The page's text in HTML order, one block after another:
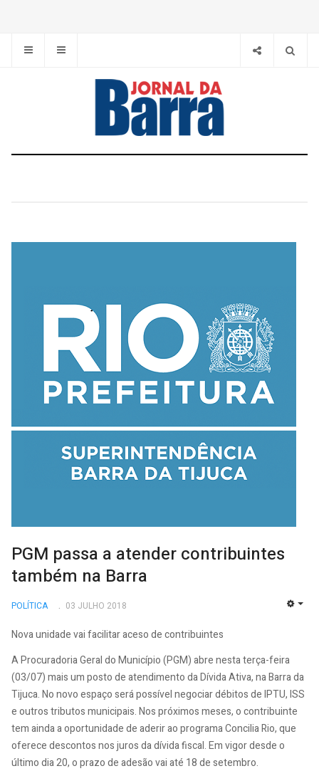
PGM passa a atender contribuintes
também na Barra
POLÍTICA 03 JULHO 2018
Nova unidade vai facilitar aceso de contribuintes
A Procuradoria Geral do Município (PGM) abre nesta terça-feira
(03/07) mais um posto de atendimento da Dívida Ativa, na Barra da
Tijuca. No novo espaço será possível negociar débitos de IPTU, ISS
e outros tributos municipais. Nos próximos meses, o contribuinte
tem ainda a oportunidade de aderir ao programa Concilia Rio, que
oferece descontos nos juros da dívida fiscal. Em vigor desde o
último dia 20, o prazo de adesão vai até 18 de setembro.